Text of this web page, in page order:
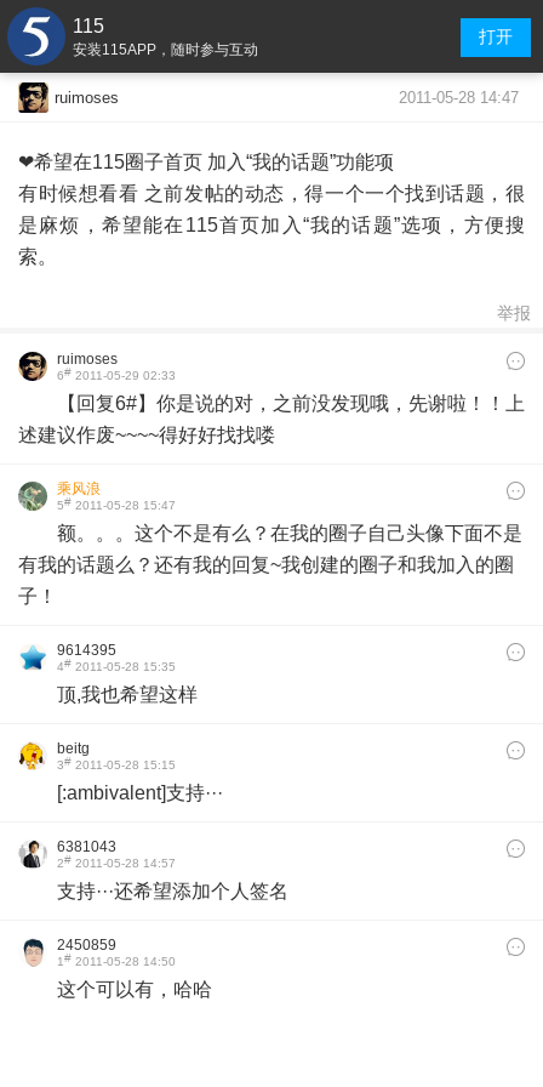
115
安装115APP，随时参与互动
打开
ruimoses 2011-05-28 14:47
❤希望在115圈子首页 加入“我的话题”功能项
有时候想看看 之前发帖的动态，得一个一个找到话题，很
是麻烦，希望能在115首页加入“我的话题”选项，方便搜
索。
举报
ruimoses
6# 2011-05-29 02:33
【回复6#】你是说的对，之前没发现哦，先谢啦！！上
述建议作废~~~~得好好找找喽
乘风浪
5# 2011-05-28 15:47
额。。。这个不是有么？在我的圈子自己头像下面不是
有我的话题么？还有我的回复~我创建的圈子和我加入的圈
子！
9614395
4# 2011-05-28 15:35
顶,我也希望这样
beitg
3# 2011-05-28 15:15
[:ambivalent]支持···
6381043
2# 2011-05-28 14:57
支持···还希望添加个人签名
2450859
1# 2011-05-28 14:50
这个可以有，哈哈